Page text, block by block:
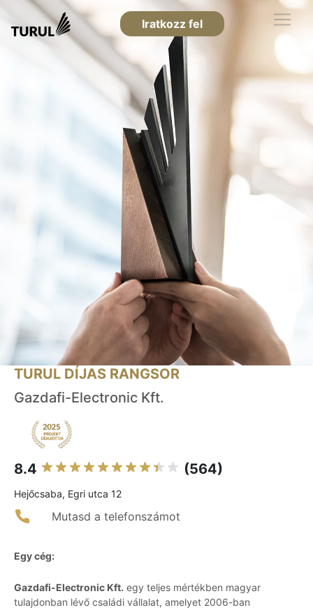
Iratkozz fel
TURUL DÍJAS RANGSOR
Gazdafi-Electronic Kft.
8.4 (564)
Hejőcsaba, Egri utca 12
Mutasd a telefonszámot
Egy cég:
Gazdafi-Electronic Kft. egy teljes mértékben magyar
tulajdonban lévő családi vállalat, amelyet 2006-ban